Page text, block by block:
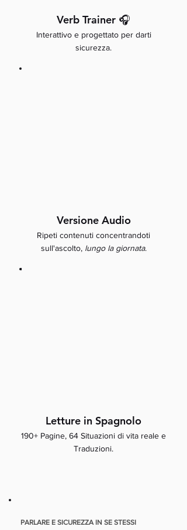
Verb Trainer 🎧
Interattivo e progettato per darti
sicurezza.
Versione Audio
Ripeti contenuti concentrandoti
sull'ascolto, lungo la giornata.
Letture in Spagnolo
190+ Pagine, 64 Situazioni di vita reale e
Traduzioni.
PARLARE E SICUREZZA IN SE STESSI